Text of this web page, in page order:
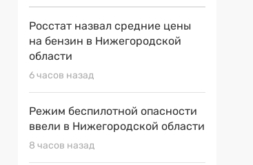
Росстат назвал средние цены
на бензин в Нижегородской
области
6 часов назад
Режим беспилотной опасности
ввели в Нижегородской области
8 часов назад